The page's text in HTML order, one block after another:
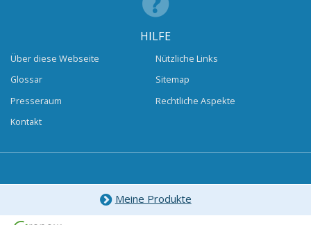
HILFE
Über diese Webseite
Glossar
Presseraum
Kontakt
Nützliche Links
Sitemap
Rechtliche Aspekte
Meine Produkte